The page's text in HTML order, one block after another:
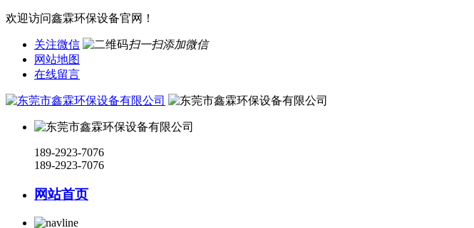
欢迎访问鑫霖环保设备官网！
关注微信
扫一扫添加微信
网站地图
在线留言
189-2923-7076
189-2923-7076
网站首页